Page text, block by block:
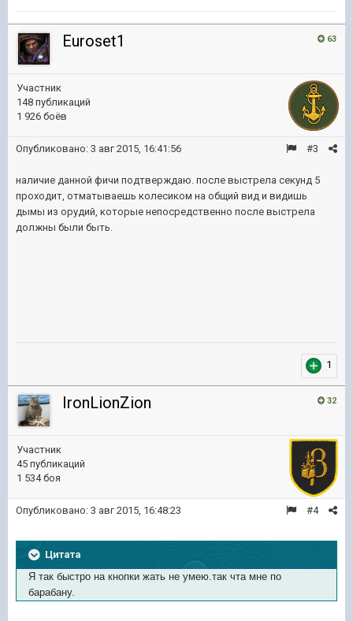
63
Euroset1
Участник
148 публикаций
1 926 боёв
#3
Опубликовано: 3 авг 2015, 16:41:56
наличие данной фичи подтверждаю. после выстрела секунд 5
проходит, отматываешь колесиком на общий вид и видишь
дымы из орудий, которые непосредственно после выстрела
должны были быть.
1
32
IronLionZion
Участник
45 публикаций
1 534 боя
#4
Опубликовано: 3 авг 2015, 16:48:23
Цитата
Я так быстро на кнопки жать не умею.так чта мне по
барабану.